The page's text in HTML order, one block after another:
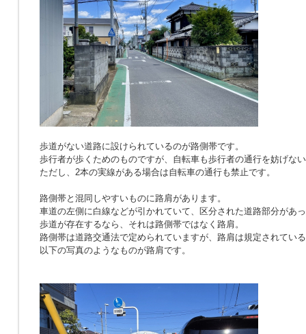
歩道がない道路に設けられているのが路側帯です。
歩行者が歩くためのものですが、自転車も歩行者の通行を妨げな
ただし、2本の実線がある場合は自転車の通行も禁止です。
路側帯と混同しやすいものに路肩があります。
車道の左側に白線などが引かれていて、区分された道路部分があ
歩道が存在するなら、それは路側帯ではなく路肩。
路側帯は道路交通法で定められていますが、路肩は規定されてい
以下の写真のようなものが路肩です。